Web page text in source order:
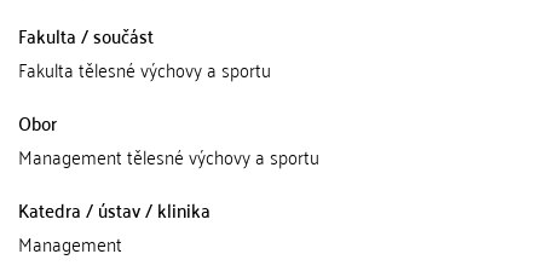
Fakulta / součást
Fakulta tělesné výchovy a sportu
Obor
Management tělesné výchovy a sportu
Katedra / ústav / klinika
Management